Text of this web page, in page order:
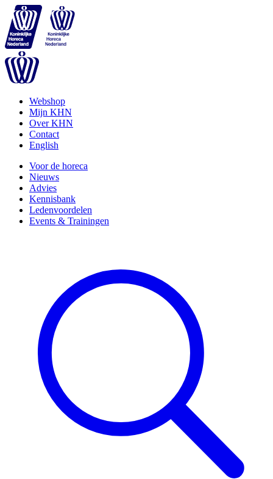
Webshop
Mijn KHN
Over KHN
Contact
English
Voor de horeca
Nieuws
Advies
Kennisbank
Ledenvoordelen
Events & Trainingen